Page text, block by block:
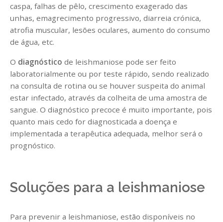
caspa, falhas de pêlo, crescimento exagerado das
unhas, emagrecimento progressivo, diarreia crónica,
atrofia muscular, lesões oculares, aumento do consumo
de água, etc.
O diagnóstico de leishmaniose pode ser feito
laboratorialmente ou por teste rápido, sendo realizado
na consulta de rotina ou se houver suspeita do animal
estar infectado, através da colheita de uma amostra de
sangue. O diagnóstico precoce é muito importante, pois
quanto mais cedo for diagnosticada a doença e
implementada a terapêutica adequada, melhor será o
prognóstico.
Soluções para a leishmaniose
Para prevenir a leishmaniose, estão disponíveis no